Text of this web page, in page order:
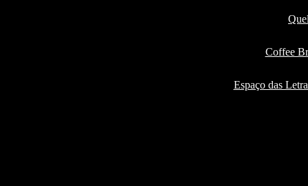
Coffee
Espaço das